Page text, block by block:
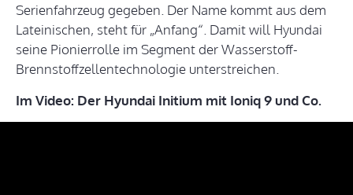
Serienfahrzeug gegeben. Der Name kommt aus dem
Lateinischen, steht für „Anfang“. Damit will Hyundai
seine Pionierrolle im Segment der Wasserstoff-
Brennstoffzellentechnologie unterstreichen.
Im Video: Der Hyundai Initium mit Ioniq 9 und Co.